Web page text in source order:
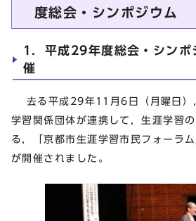
度総会・シンポジウム
1．平成29年度総会・シン
催
去る平成29年11月6日（月曜日）
学習関係団体が連携して，生涯学習
る，「京都市生涯学習市民フォーラ
が開催されました。